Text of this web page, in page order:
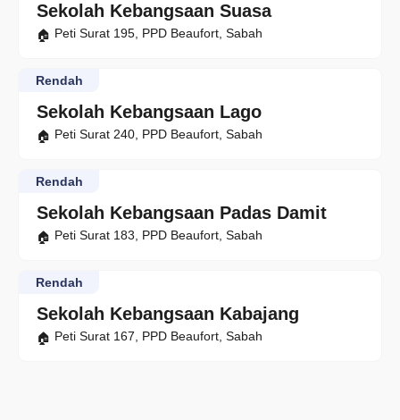
Sekolah Kebangsaan Suasa
Peti Surat 195, PPD Beaufort, Sabah
Sekolah Kebangsaan Lago
Rendah
Peti Surat 240, PPD Beaufort, Sabah
Sekolah Kebangsaan Padas Damit
Rendah
Peti Surat 183, PPD Beaufort, Sabah
Sekolah Kebangsaan Kabajang
Rendah
Peti Surat 167, PPD Beaufort, Sabah